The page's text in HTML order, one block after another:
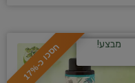
ח
ס
כ
ו
כ
-
1
7
% מבצע!